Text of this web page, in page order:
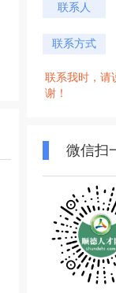
联系人
联系方式
联系我时，请
谢！
微信扫